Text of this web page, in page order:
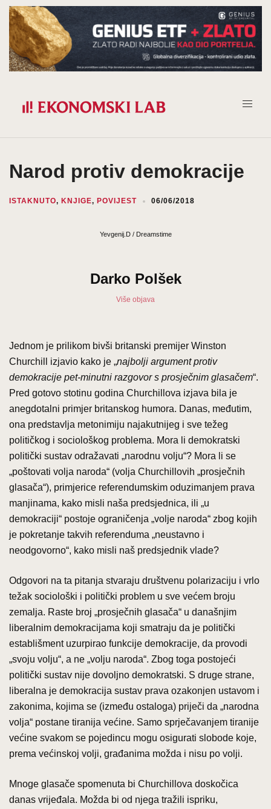
Prijeđi
na
sadržaj
Narod protiv demokracije
ISTAKNUTO, KNJIGE, POVIJEST 06/06/2018
Yevgenij.D / Dreamstime
Darko Polšek
Više objava
Jednom je prilikom bivši britanski premijer Winston
Churchill izjavio kako je „najbolji argument protiv
demokracije pet-minutni razgovor s prosječnim glasačem“.
Pred gotovo stotinu godina Churchillova izjava bila je
anegdotalni primjer britanskog humora. Danas, međutim,
ona predstavlja metonimiju najakutnijeg i sve težeg
političkog i sociološkog problema. Mora li demokratski
politički sustav odražavati „narodnu volju“? Mora li se
„poštovati volja naroda“ (volja Churchillovih „prosječnih
glasača“), primjerice referendumskim oduzimanjem prava
manjinama, kako misli naša predsjednica, ili „u
demokraciji“ postoje ograničenja „volje naroda“ zbog kojih
je pokretanje takvih referenduma „neustavno i
neodgovorno“, kako misli naš predsjednik vlade?
Odgovori na ta pitanja stvaraju društvenu polarizaciju i vrlo
težak sociološki i politički problem u sve većem broju
zemalja. Raste broj „prosječnih glasača“ u današnjim
liberalnim demokracijama koji smatraju da je politički
establišment uzurpirao funkcije demokracije, da provodi
„svoju volju“, a ne „volju naroda“. Zbog toga postojeći
politički sustav nije dovoljno demokratski. S druge strane,
liberalna je demokracija sustav prava ozakonjen ustavom i
zakonima, kojima se (između ostaloga) priječi da „narodna
volja“ postane tiranija većine. Samo sprječavanjem tiranije
većine svakom se pojedincu mogu osigurati slobode koje,
prema većinskoj volji, građanima možda i nisu po volji.
Mnoge glasače spomenuta bi Churchillova doskočica
danas vrijeđala. Možda bi od njega tražili ispriku,